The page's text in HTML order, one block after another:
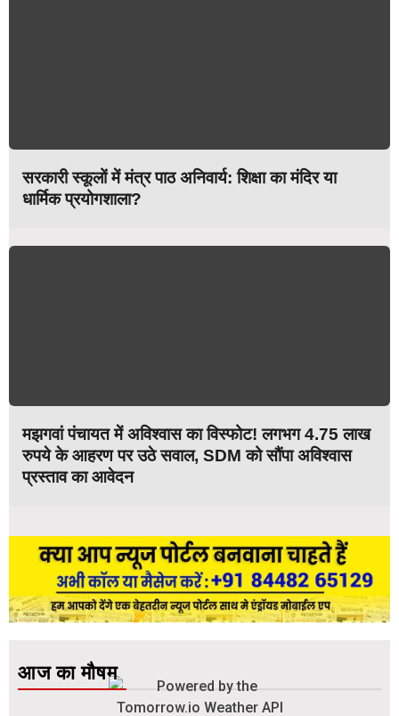
सरकारी स्कूलों में मंत्र पाठ अनिवार्य: शिक्षा का मंदिर या
धार्मिक प्रयोगशाला?
मझगवां पंचायत में अविश्वास का विस्फोट! लगभग 4.75 लाख
रुपये के आहरण पर उठे सवाल, SDM को सौंपा अविश्वास
प्रस्ताव का आवेदन
आज का मौषम